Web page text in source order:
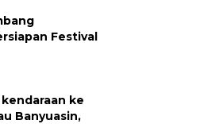
Festival
ke
Banyuasin,